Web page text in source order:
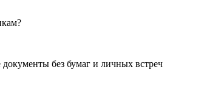
без бумаг и личных встреч